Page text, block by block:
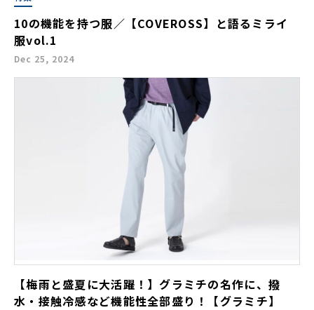
10の機能を持つ服／【COVEROSS】と語るミライ
服vol.1
Dec 25, 2024
【梅雨と盛夏に大活躍！】グラミチの名作に、撥
水・接触冷感など機能性全部盛り！【グラミチ】